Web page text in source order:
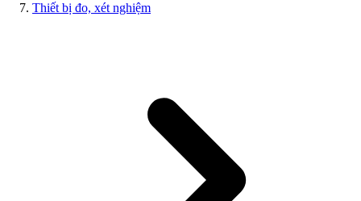
Thiết bị đo, xét nghiệm